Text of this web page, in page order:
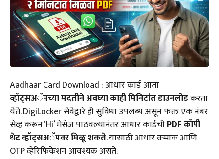
Aadhaar Card Download : आधार कार्ड आता
व्हॉट्सअॅपच्या मदतीने अवघ्या काही मिनिटांत डाउनलोडकरता
येते. DigiLocker सेवेद्वारे ही सुविधा उपलब्ध असून फक्त एक नंबर
सेव्ह करून ‘Hi’ मेसेज पाठवल्यानंतर आधार कार्डचीPDF कॉपी
थेट व्हॉट्सअॅपवर मिळू शकते. यासाठी आधार क्रमांक आणि
OTP व्हेरिफिकेशन आवश्यक असते.